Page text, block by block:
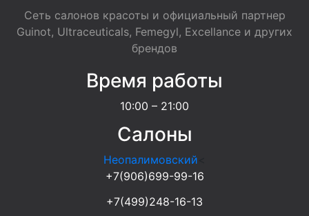
Сеть салонов красоты и официальный партнер
Guinot, Ultraceuticals, Femegyl, Excellance и других
брендов
Время работы
10:00 – 21:00
Салоны
Неопалимовский
+7(906)699-99-16
+7(499)248-16-13